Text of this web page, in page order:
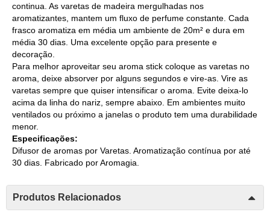
continua. As varetas de madeira mergulhadas nos
aromatizantes, mantem um fluxo de perfume constante. Cada
frasco aromatiza em média um ambiente de 20m² e dura em
média 30 dias. Uma excelente opção para presente e
decoração.
Para melhor aproveitar seu aroma stick coloque as varetas no
aroma, deixe absorver por alguns segundos e vire-as. Vire as
varetas sempre que quiser intensificar o aroma. Evite deixa-lo
acima da linha do nariz, sempre abaixo. Em ambientes muito
ventilados ou próximo a janelas o produto tem uma durabilidade
menor.
Especificações:
Difusor de aromas por Varetas. Aromatização contínua por até
30 dias. Fabricado por Aromagia.
Produtos Relacionados